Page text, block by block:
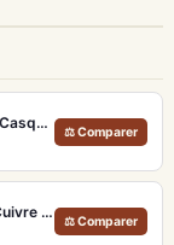
Meze 99 Classics 2nd Gen Noyer/Gold – Casque Hi-Fi bois artisanal et son balancé
⚖ Comparer
Sennheiser Momentum True Wireless 4 Cuivre – Écouteurs audiophiles aptX Lossless et ANC adaptatif
⚖ Comparer